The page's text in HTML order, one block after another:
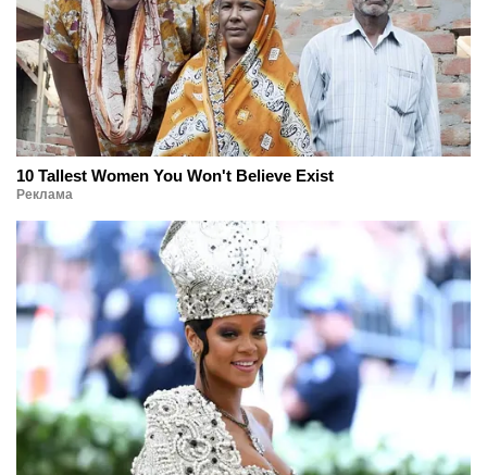
10 Tallest Women You Won't Believe Exist
Реклама